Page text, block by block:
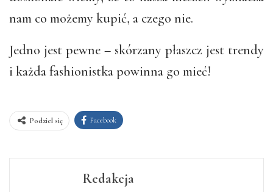
nam co możemy kupić, a czego nie.
Jedno jest pewne – skórzany płaszcz jest trendy
i każda fashionistka powinna go mieć!
Podziel się Facebook
Redakcja